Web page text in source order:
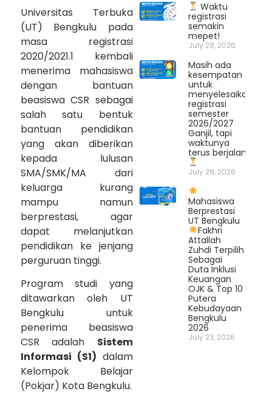
Universitas Terbuka
(UT) Bengkulu pada
masa registrasi
2020/2021.1 kembali
menerima mahasiswa
dengan bantuan
beasiswa CSR sebagai
salah satu bentuk
bantuan pendidikan
yang akan diberikan
kepada lulusan
SMA/SMK/MA dari
keluarga kurang
mampu namun
berprestasi, agar
dapat melanjutkan
pendidikan ke jenjang
perguruan tinggi.
Program studi yang
ditawarkan oleh UT
Bengkulu untuk
penerima beasiswa
CSR adalah Sistem
Informasi (S1) dalam
Kelompok Belajar
(Pokjar) Kota Bengkulu.
Waktu
registrasi
semakin
mepet!
July 28, 2026
Masih ada
kesempatan
untuk
menyelesaikan
registrasi
semester
2026/2027
Ganjil, tapi
waktunya
terus berjalan.
July 28, 2026
Mahasiswa
Berprestasi
UT Bengkulu
Fakhri
Attallah
Zuhdi Terpilih
Sebagai
Duta Inklusi
Keuangan
OJK & Top 10
Putera
Kebudayaan
Bengkulu
2026
July 23, 2026